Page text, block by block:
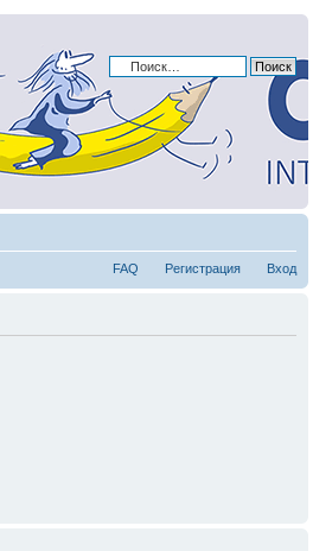
FAQ Регистрация Вход